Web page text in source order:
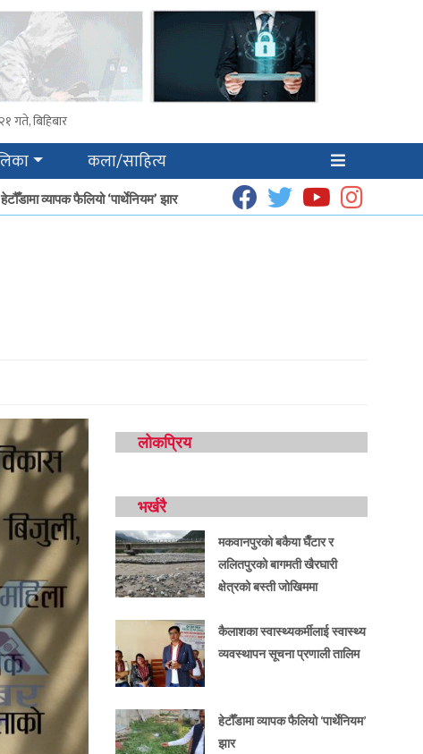
गते, बिहिबार
कला/साहित्य
व्यापक फैलियो ‘पार्थेनियम’ झार धूप उत्पादनबाट हेटौँडाका गृहिणीको आम्दानी बढ्दै
लोकप्रिय
भर्खरै
मकवानपुरको बकैया घैँटार र
ललितपुरको बागमती खैरघारी
क्षेत्रको बस्ती जोखिममा
कैलाशका स्वास्थ्यकर्मीलाई स्वास्थ्य
व्यवस्थापन सूचना प्रणाली तालिम
हेटौँडामा व्यापक फैलियो ‘पार्थेनियम’
झार